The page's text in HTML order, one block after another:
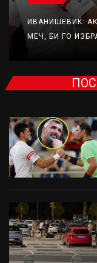
ИВАНИШЕВИЌ:
МЕЧ, БИ ГО